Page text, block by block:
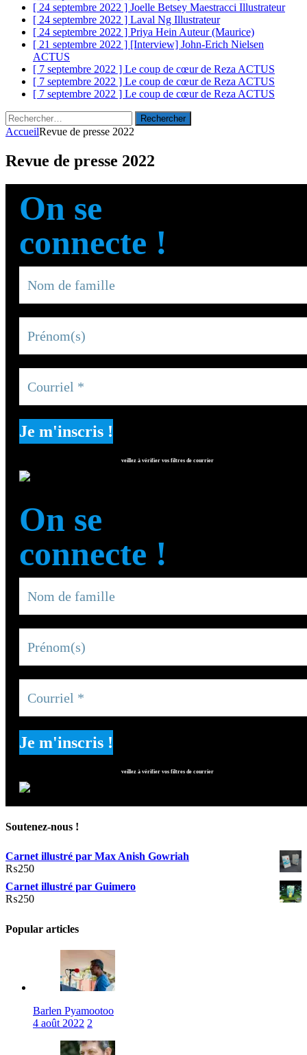
[ 24 septembre 2022 ] Joelle Betsey Maestracci Illustrateur
[ 24 septembre 2022 ] Laval Ng Illustrateur
[ 24 septembre 2022 ] Priya Hein Auteur (Maurice)
[ 21 septembre 2022 ] [Interview] John-Erich Nielsen
ACTUS
[ 7 septembre 2022 ] Le coup de cœur de Reza ACTUS
[ 7 septembre 2022 ] Le coup de cœur de Reza ACTUS
[ 7 septembre 2022 ] Le coup de cœur de Reza ACTUS
Rechercher :
AccueilRevue de presse 2022
Revue de presse 2022
On se
connecte !
veillez à vérifier vos filtres de courrier
On se
connecte !
veillez à vérifier vos filtres de courrier
Soutenez-nous !
Carnet illustré par Max Anish Gowriah
₨250
Carnet illustré par Guimero
₨250
Popular articles
Barlen Pyamootoo
4 août 2022 2